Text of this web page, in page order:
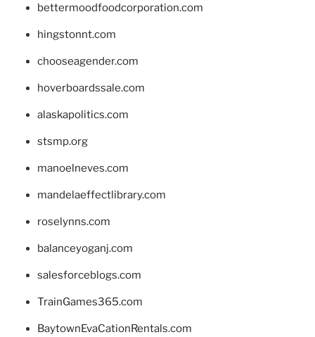
bettermoodfoodcorporation.com
hingstonnt.com
chooseagender.com
hoverboardssale.com
alaskapolitics.com
stsmp.org
manoelneves.com
mandelaeffectlibrary.com
roselynns.com
balanceyoganj.com
salesforceblogs.com
TrainGames365.com
BaytownEvaCationRentals.com